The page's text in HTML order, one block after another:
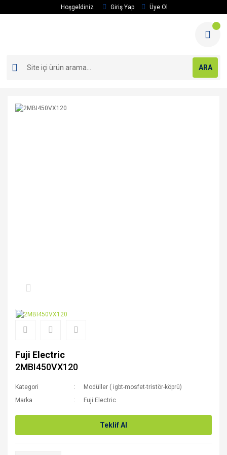
Hoşgeldiniz Giriş Yap Üye Ol
ARA
Fuji Electric
2MBI450VX120
Kategori
Modüller ( igbt-mosfet-tristör-köprü)
Marka
Fuji Electric
Teklif Al